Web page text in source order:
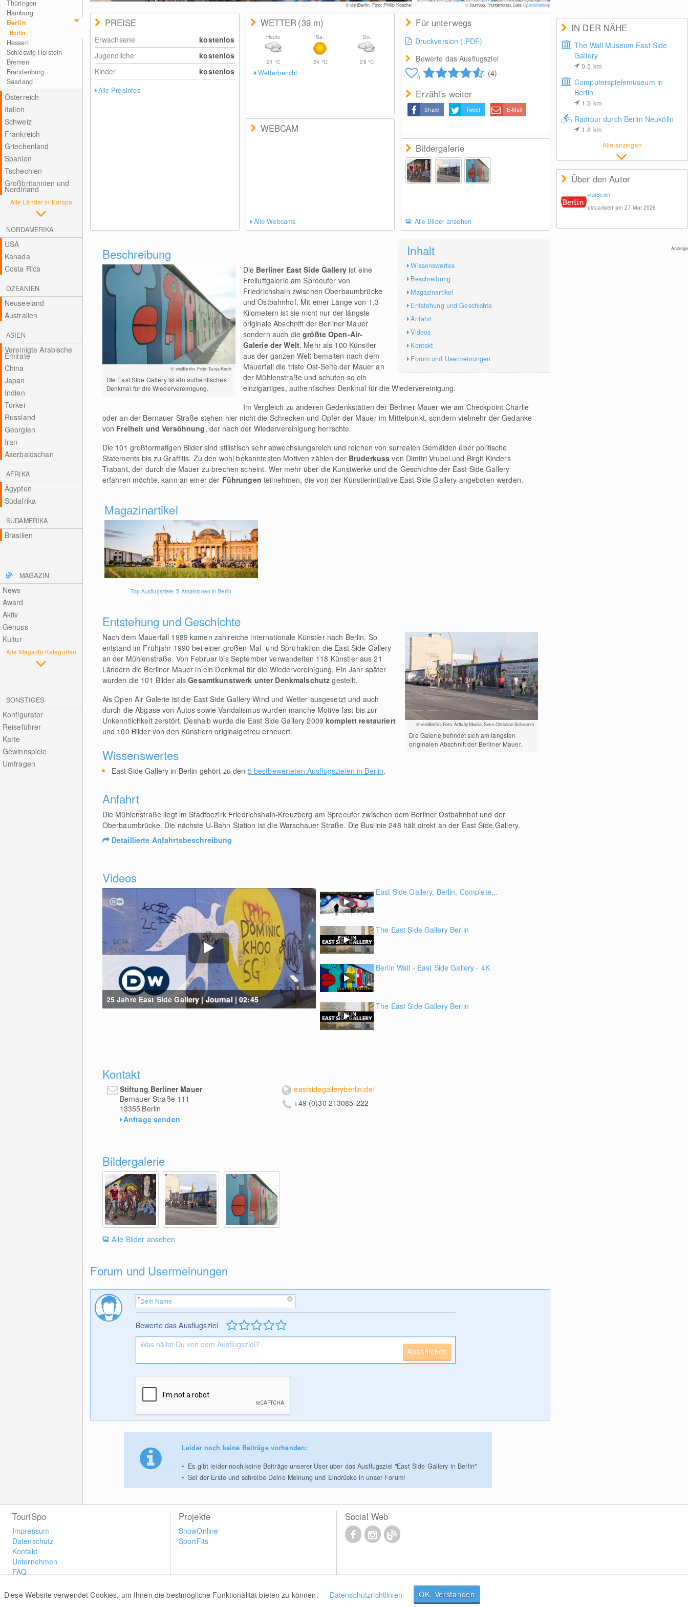
Thüringen
Hamburg
Berlin
Berlin
Hessen
Schleswig-Holstein
Bremen
Brandenburg
Saarland
Österreich
Italien
Schweiz
Frankreich
Griechenland
Spanien
Tschechien
Großbritannien und
Nordirland
Alle Länder in Europa
NORDAMERIKA
USA
Kanada
Costa Rica
OZEANIEN
Neuseeland
Australien
ASIEN
Vereinigte Arabische
Emirate
China
Japan
Indien
Türkei
Russland
Georgien
Iran
Aserbaidschan
AFRIKA
Ägypten
Südafrika
SÜDAMERIKA
Brasilien
MAGAZIN
News
Award
Aktiv
Genuss
Kultur
Alle Magazin Kategorien
SONSTIGES
Konfigurator
Reiseführer
Karte
Gewinnspiele
Umfragen
© visitBerlin, Foto: Philip Koschel © TouriSpo, Thunderforest, Data:OpenStreetMap
IN DER NÄHE
The Wall Museum East Side
Gallery
0.5 km
Computerspielemuseum in
Berlin
1.3 km
Radtour durch Berlin Neukölln
1.8 km
Alle anzeigen
Über den Autor
visitBerlin
aktualisiert am 27 Mar 2026
Anzeige
PREISE
Erwachsene
kostenlos
Jugendliche
kostenlos
Kinder
kostenlos
Alle Preisinfos
WETTER(39 m)
Heute
21°C
Sa.
24 °C
So.
28 °C
Wetterbericht
WEBCAM
Alle Webcams
Für unterwegs
Druckversion (.PDF)
Bewerte das Ausflugsziel
0 (4)
Erzähl's weiter
Share Tweet E-Mail
Bildergalerie
Alle Bilder ansehen
Inhalt
Wissenswertes
Beschreibung
Magazinartikel
Entstehung und Geschichte
Anfahrt
Videos
Kontakt
Forum und Usermeinungen
Beschreibung
© visitBerlin, Foto: Tanja Koch
Die East Side Gallery ist ein authentisches
Denkmal für die Wiedervereinigung.
Die Berliner East Side Galleryist eine
Freiluftgalerie am Spreeufer von
Friedrichshain zwischen Oberbaumbrücke
und Ostbahnhof. Mit einer Länge von 1,3
Kilometern ist sie nicht nur der längste
originale Abschnitt der Berliner Mauer
sondern auch diegrößte Open-Air-
Galerie der Welt. Mehr als 100 Künstler
aus der ganzen Welt bemalten nach dem
Mauerfall die triste Ost-Seite der Mauer an
der Mühlenstraße und schufen so ein
einzigartiges, authentisches Denkmal für die Wiedervereinigung.
Im Vergleich zu anderen Gedenkstätten der Berliner Mauer wie am Checkpoint Charlie
oder an der Bernauer Straße stehen hier nicht die Schrecken und Opfer der Mauer im Mittelpunkt, sondern vielmehr der Gedanke
von Freiheit und Versöhnung, der nach der Wiedervereinigung herrschte.
Die 101 großformatigen Bilder sind stilistisch sehr abwechslungsreich und reichen von surrealen Gemälden über politische
Statements bis zu Graffitis. Zu den wohl bekanntesten Motiven zählen der Bruderkussvon Dimitri Vrubel und Birgit Kinders
Trabant, der durch die Mauer zu brechen scheint. Wer mehr über die Kunstwerke und die Geschichte der East Side Gallery
erfahren möchte, kann an einer der Führungenteilnehmen, die von der Künstlerinitiative East Side Gallery angeboten werden.
Magazinartikel
Top-Ausflugsziele: 5 Attraktionen in Berlin
Entstehung und Geschichte
© visitBerlin, Foto: Artfully Media, Sven Christian Schramm
Die Galerie befindet sich am längsten
originalen Abschnitt der Berliner Mauer.
Nach dem Mauerfall 1989 kamen zahlreiche internationale Künstler nach Berlin. So
entstand im Frühjahr 1990 bei einer großen Mal- und Sprühaktion die East Side Gallery
an der Mühlenstraße. Von Februar bis September verwandelten 118 Künstler aus 21
Ländern die Berliner Mauer in ein Denkmal für die Wiedervereinigung. Ein Jahr später
wurden die 101 Bilder alsGesamtkunstwerk unter Denkmalschutz gestellt.
Als Open Air Galerie ist die East Side Gallery Wind und Wetter ausgesetzt und auch
durch die Abgase von Autos sowie Vandalismus wurden manche Motive fast bis zur
Unkenntlichkeit zerstört. Deshalb wurde die East Side Gallery 2009komplett restauriert
und 100 Bilder von den Künstlern originalgetreu erneuert.
Wissenswertes
East Side Gallery in Berlin gehört zu den 5 bestbewerteten Ausflugszielen in Berlin.
Anfahrt
Die Mühlenstraße liegt im Stadtbezirk Friedrichshain-Kreuzberg am Spreeufer zwischen dem Berliner Ostbahnhof und der
Oberbaumbrücke. Die nächste U-Bahn Station ist die Warschauer Straße. Die Buslinie 248 hält direkt an der East Side Gallery.
Detaillierte Anfahrtsbeschreibung
Videos
25 Jahre East Side Gallery | Journal | 02:45
East Side Gallery, Berlin, Complete...
The East Side Gallery Berlin
Berlin Wall - East Side Gallery - 4K
The East Side Gallery Berlin
Kontakt
Stiftung Berliner Mauer
Bernauer Straße 111
13355 Berlin
Anfrage senden
eastsidegalleryberlin.de/
+49 (0)30 213085-222
Bildergalerie
Alle Bilder ansehen
Forum und Usermeinungen
Bewerte das Ausflugsziel
Abschicken
Leider noch keine Beiträge vorhanden:
Es gibt leider noch keine Beiträge unserer User über das Ausflugsziel "East Side Gallery in Berlin"
Sei der Erste und schreibe Deine Meinung und Eindrücke in unser Forum!
Diese Website verwendet Cookies, um Ihnen die bestmögliche Funktionalität bieten zu können. Datenschutzrichtlinien OK, Verstanden
TouriSpo
Impressum
Datenschutz
Kontakt
Unternehmen
FAQ
Widget
Projekte
SnowOnline
SportFits
Social Web